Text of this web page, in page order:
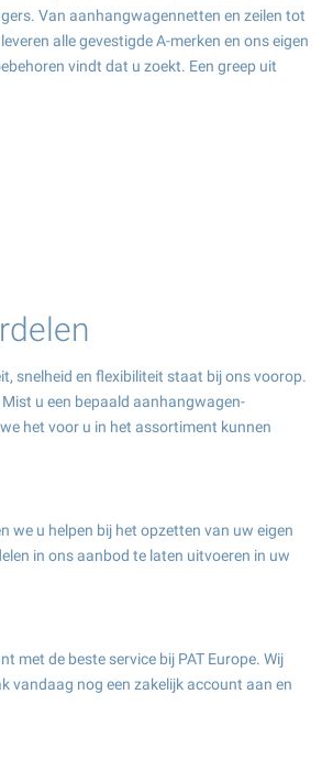
Van aanhangwagennetten en zeilen tot
alle gevestigde A-merken en ons eigen
vindt dat u zoekt. Een greep uit
snelheid en flexibiliteit staat bij ons voorop.
u een bepaald aanhangwagen-
het voor u in het assortiment kunnen
we u helpen bij het opzetten van uw eigen
in ons aanbod te laten uitvoeren in uw
de beste service bij PAT Europe. Wij
vandaag nog een zakelijk account aan en